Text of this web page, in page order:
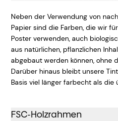
Neben der Verwendung von
Papier sind die Farben, die wir
Poster verwenden, auch
aus natürlichen, pflanzlichen
abgebaut werden können, ohne
Darüber hinaus bleibt unsere
Basis viel länger farbecht als die
FSC-Holzrahmen